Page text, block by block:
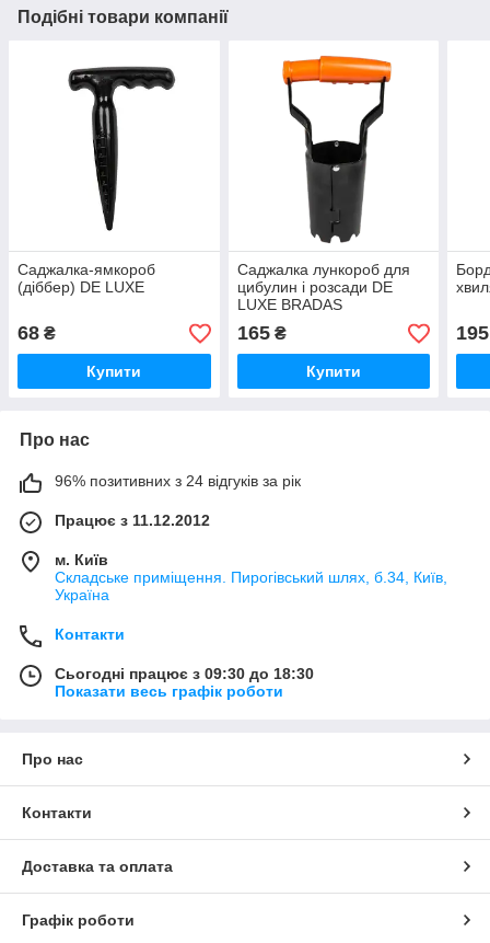
Подібні товари компанії
Саджалка-ямкороб
(діббер) DE LUXE
68 ₴
Купити
Саджалка лункороб для
цибулин і розсади DE
LUXE BRADAS
165₴
Купити
195
Про нас
96% позитивних з 24 відгуків за рік
Працює з 11.12.2012
м. Київ
Складське приміщення. Пирогівський шлях, б.34, Київ,
Україна
Контакти
Сьогодні працює з 09:30 до 18:30
Показати весь графік роботи
Про нас
Контакти
Доставка та оплата
Графік роботи